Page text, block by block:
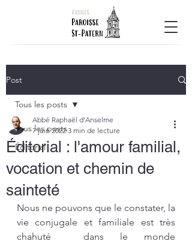
Post
Tous les posts
Éditorial
Tous les posts
Éditorial : l'amour familial,
vocation et chemin de
sainteté
Abbé Raphaël d'Anselme
7 juin 2022 3 min de lecture
Nous ne pouvons que le constater, la
vie conjugale et familiale est très
chahuté  dans le monde